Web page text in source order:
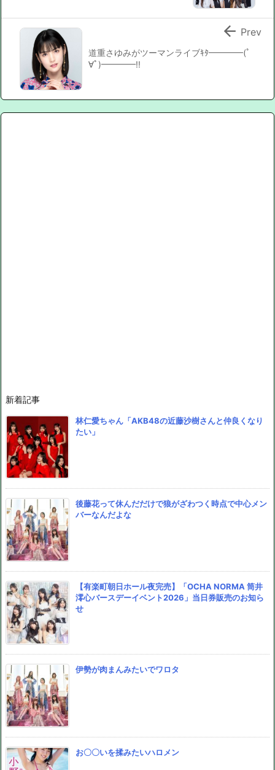
道重さゆみがツーマンライブｷﾀ━━━━(ﾟ
∀ﾟ)━━━━!!
 Prev
新着記事
林仁愛ちゃん「AKB48の近藤沙樹さんと仲良くなり
たい」
後藤花って休んだだけで狼がざわつく時点で中心メン
バーなんだよな
【有楽町朝日ホール夜完売】「OCHA NORMA 筒井
澪心バースデーイベント2026」当日券販売のお知ら
せ
伊勢が肉まんみたいでワロタ
お〇〇いを揉みたいハロメン